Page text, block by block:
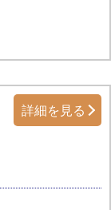
詳細を見る